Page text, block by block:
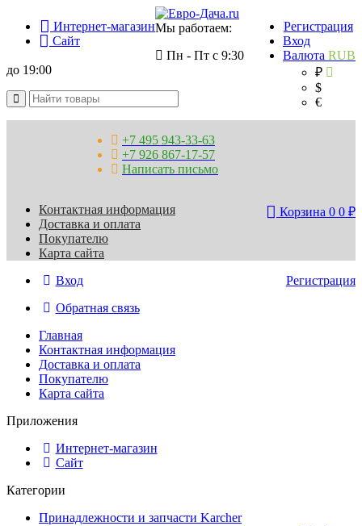
Интернет-магазин
Сайт
Регистрация
Вход
Валюта RUB
₽
$
€
Мы работаем:
Пн - Пт с 9:30
до 19:00
+7 495 943-33-63
+7 926 867-17-57
Написать письмо
Корзина 0 0 ₽
Контактная информация
Доставка и оплата
Покупателю
Карта сайта
Регистрация
Вход
Обратная связь
Главная
Контактная информация
Доставка и оплата
Покупателю
Карта сайта
Приложения
Интернет-магазин
Сайт
Категории
Принадлежности и запчасти Karcher